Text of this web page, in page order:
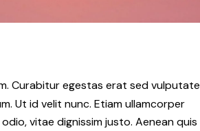
Curabitur egestas erat sed vulputate
Ut id velit nunc. Etiam ullamcorper
vitae dignissim justo. Aenean quis